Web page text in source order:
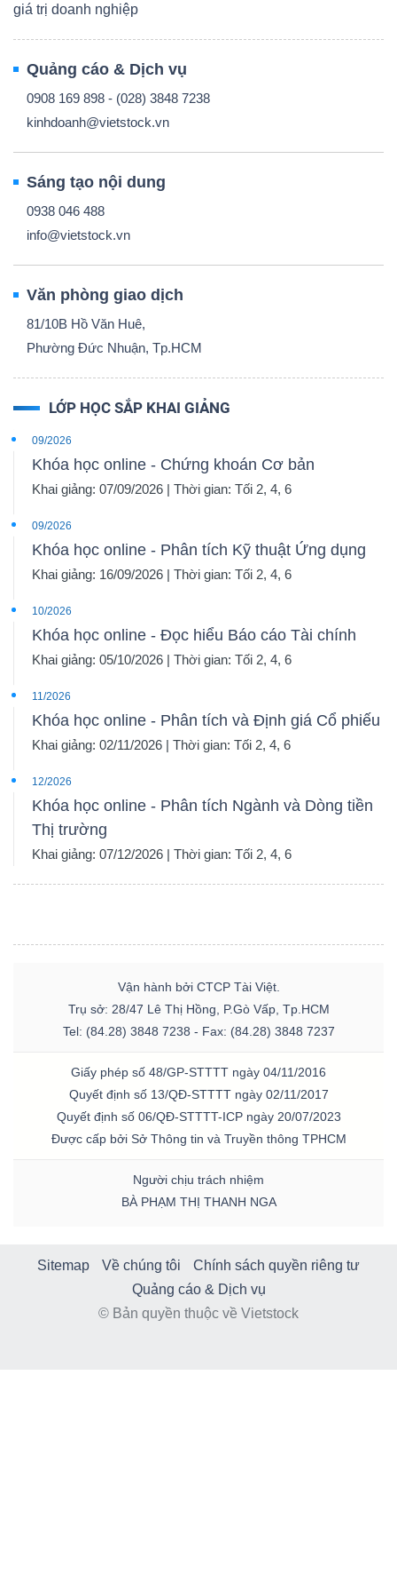
giá trị doanh nghiệp
Quảng cáo & Dịch vụ
0908 169 898 - (028) 3848 7238
kinhdoanh@vietstock.vn
Sáng tạo nội dung
0938 046 488
info@vietstock.vn
Văn phòng giao dịch
81/10B Hồ Văn Huê,
Phường Đức Nhuận, Tp.HCM
LỚP HỌC SẮP KHAI GIẢNG
09/2026
Khóa học online - Chứng khoán Cơ bản
Khai giảng: 07/09/2026 | Thời gian: Tối 2, 4, 6
09/2026
Khóa học online - Phân tích Kỹ thuật Ứng dụng
Khai giảng: 16/09/2026 | Thời gian: Tối 2, 4, 6
10/2026
Khóa học online - Đọc hiểu Báo cáo Tài chính
Khai giảng: 05/10/2026 | Thời gian: Tối 2, 4, 6
11/2026
Khóa học online - Phân tích và Định giá Cổ phiếu
Khai giảng: 02/11/2026 | Thời gian: Tối 2, 4, 6
12/2026
Khóa học online - Phân tích Ngành và Dòng tiền
Thị trường
Khai giảng: 07/12/2026 | Thời gian: Tối 2, 4, 6
Vận hành bởi CTCP Tài Việt.
Trụ sở: 28/47 Lê Thị Hồng, P.Gò Vấp, Tp.HCM
Tel: (84.28) 3848 7238 - Fax: (84.28) 3848 7237
Giấy phép số 48/GP-STTTT ngày 04/11/2016
Quyết định số 13/QĐ-STTTT ngày 02/11/2017
Quyết định số 06/QĐ-STTTT-ICP ngày 20/07/2023
Được cấp bởi Sở Thông tin và Truyền thông TPHCM
Người chịu trách nhiệm
BÀ PHẠM THỊ THANH NGA
Sitemap Về chúng tôi
Chính sách quyền riêng tư
Quảng cáo & Dịch vụ
© Bản quyền thuộc về Vietstock